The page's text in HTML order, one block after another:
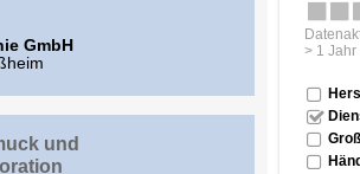
GmbH
und
> 1 Jahr